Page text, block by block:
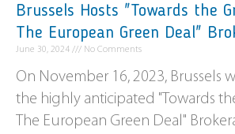
Brussels Hosts "Towards the
The European Green Deal"
June 30, 2024 No Comments
On November 16, 2023, Brussels
the highly anticipated "Towards
The European Green Deal"